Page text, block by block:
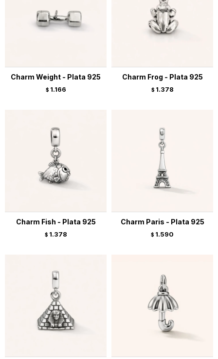
Charm Weight - Plata 925
$ 1.166
Charm Frog - Plata 925
$ 1.378
Charm Fish - Plata 925
$ 1.378
Charm Paris - Plata 925
$ 1.590